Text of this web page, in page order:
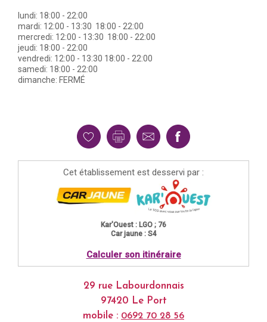
lundi: 18:00 - 22:00
mardi: 12:00 - 13:30 18:00 - 22:00
mercredi: 12:00 - 13:30 18:00 - 22:00
jeudi: 18:00 - 22:00
vendredi: 12:00 - 13:30 18:00 - 22:00
samedi: 18:00 - 22:00
dimanche: FERMÉ
Cet établissement est desservi par :
Kar'Ouest : LGO ; 76
Car jaune : S4
Calculer son itinéraire
29 rue Labourdonnais
97420 Le Port
mobile : 0692 70 28 56